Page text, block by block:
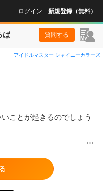
ログイン 新規登録（無料）
ば 質問する
アイドルマスター シャイニーカラーズ
ことが起きるのでしょう